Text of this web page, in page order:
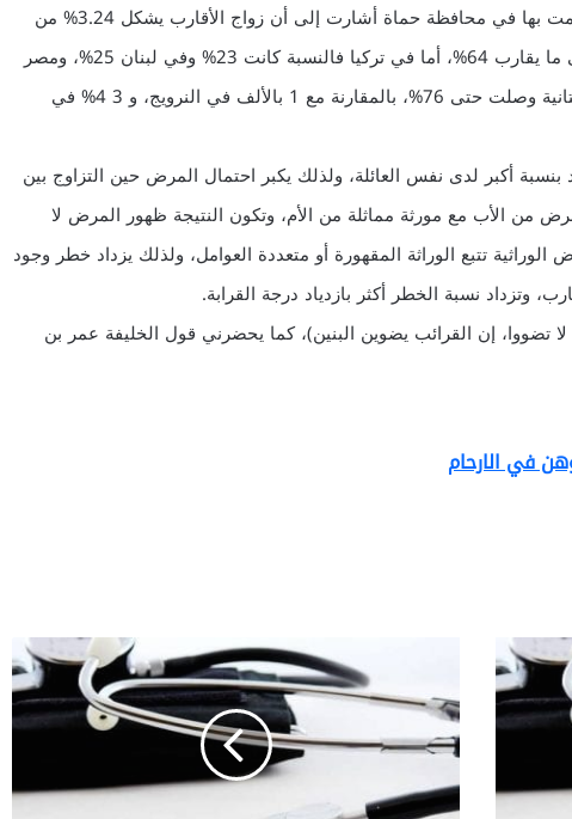
الزواج، أما في سوريا فإن دراستي الخاصة التي قمت بها في محافظة حماة أشارت إلى أن زواج الأقارب يشكل 3.24% من
حالات الزواج وفي شمال الأردن وصلت النسبة إلى ما يقارب 64%، أما في تركيا فالنسبة كانت 23% وفي لبنان 25%، ومصر
29% والسودان 63%، وفي بعض الدراسات الباكستانية وصلت حتى 76%، بالمقارنة مع 1 بالألف في النرويج، و 3 4% في
أكبر لدى نفس العائلة، ولذلك يكبر احتمال المرض حين التزاوج بين
من الأب مع مورثة مماثلة من الأم، وتكون النتيجة ظهور المرض لا
تتبع الوراثة المقهورة أو متعددة العوامل، ولذلك يزداد خطر وجود
وتزداد نسبة الخطر أكثر بازدياد درجة القرابة.
تضووا، إن القرائب يضوين البنين)، كما يحضرني قول الخليفة عمر بن
في الارحام
ف
ح
ص
ل